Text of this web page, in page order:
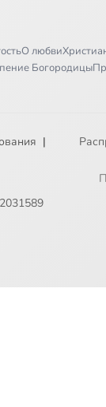
О любви
Богородицы
|